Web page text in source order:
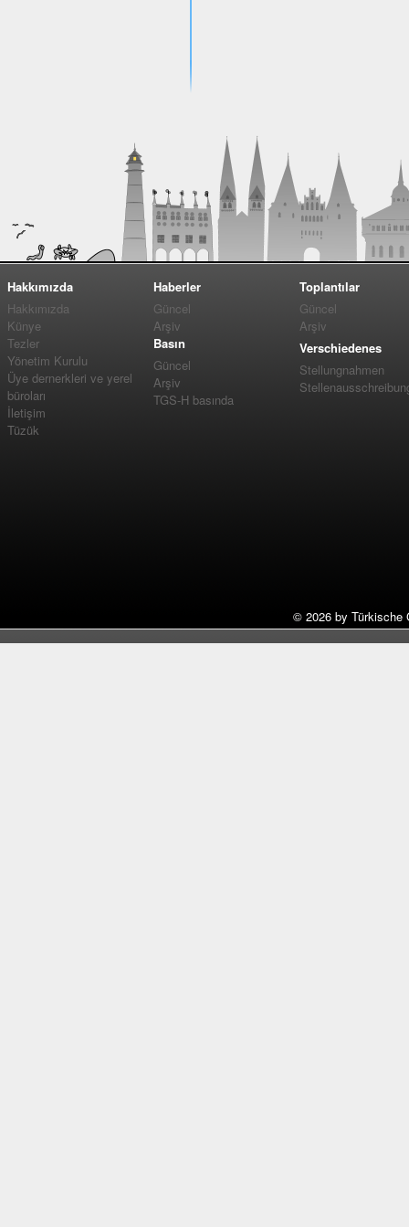
Hakkımızda
Hakkımızda
Künye
Tezler
Yönetim Kurulu
Üye dernerkleri ve yerel
büroları
İletişim
Tüzük
Haberler
Güncel
Arşiv
Basın
Güncel
Arşiv
TGS-H basında
Toplantılar
Güncel
Arşiv
Verschiedenes
Stellungnahmen
© 2026 by Türkische